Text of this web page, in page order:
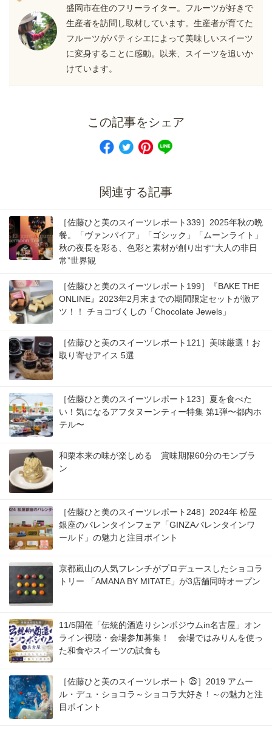
盛岡市在住のフリーライター。フルーツが好きで
生産者を訪問し取材しています。生産者が育てた
フルーツがパティシエによって美味しいスイーツ
に変身することに感動。以来、スイーツを追いか
けています。
この記事をシェア
関連する記事
［佐藤ひと美のスイーツレポート339］2025年秋の晩
餐。「ヴァンパイア」「ゴシック」「ムーンライト」
秋の夜長を彩る、色彩と素材が創り出す“大人の非日
常”世界観
［佐藤ひと美のスイーツレポート199］『BAKE THE
ONLINE』2023年2月末までの期間限定セットが激ア
ツ！！ チョコづくしの「Chocolate Jewels」
［佐藤ひと美のスイーツレポート121］美味厳選！お
取り寄せアイス 5選
［佐藤ひと美のスイーツレポート123］夏を食べた
い！気になるアフタヌーンティー特集 第1弾〜都内ホ
テル〜
和栗本来の味が楽しめる 賞味期限60分のモンブラ
ン
［佐藤ひと美のスイーツレポート248］2024年 松屋
銀座のバレンタインフェア「GINZAバレンタインワ
ールド」の魅力と注目ポイント
京都嵐山の人気フレンチがプロデュースしたショコラ
トリー 「AMANA BY MITATE」が3店舗同時オープン
11/5開催「伝統的酒造りシンポジウムin名古屋」オン
ライン視聴・会場参加募集！ 会場ではみりんを使っ
た和食やスイーツの試食も
［佐藤ひと美のスイーツレポート ㉕］2019 アムー
ル・デュ・ショコラ～ショコラ大好き！～の魅力と注
目ポイント